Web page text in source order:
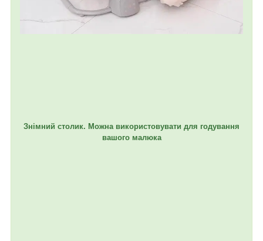
Знімний столик. Можна використовувати для годування
вашого малюка